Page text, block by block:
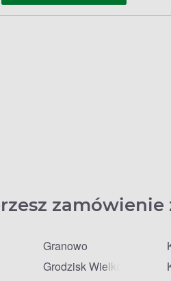
zamówienie
Granowo
Grodzisk Wielkopolski